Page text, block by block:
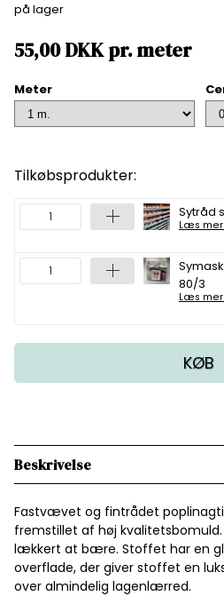
på lager
55,00DKKpr.meter
Meter
Tilkøbsprodukter:
Sytråd
Læs
80/3
Læs
KØB
Beskrivelse
Fastvævet og fintrådet
fremstillet af høj
lækkert at bære. Stoffet har en
overflade, der giver stoffet en
over almindelig lagenlærred.